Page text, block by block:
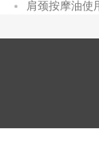
肩颈按摩油使